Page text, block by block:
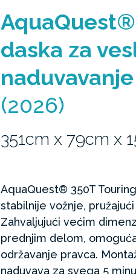
AquaQuest®
daska za
naduvavanje
(2026)
351cm x 79cm x
AquaQuest® 350T
stabilnije vožnje,
Zahvaljujući većim
prednjim delom,
održavanje pravca.
naduvava za svega 5